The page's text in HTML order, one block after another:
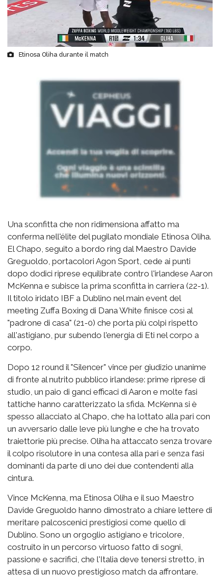
Etinosa Oliha durante il match
Una sconfitta che non ridimensiona affatto ma
conferma nell'élite del pugilato mondiale Etinosa Oliha.
El Chapo, seguito a bordo ring dal Maestro Davide
Greguoldo, portacolori Agon Sport, cede ai punti
dopo dodici riprese equilibrate contro l'irlandese Aaron
McKenna e subisce la prima sconfitta in carriera (22-1).
Il titolo iridato IBF a Dublino nel main event del
meeting Zuffa Boxing di Dana White finisce così al
"padrone di casa" (21-0) che porta più colpi rispetto
all'astigiano, pur subendo l'energia di Eti nel corpo a
corpo.
Dopo 12 round il "Silencer" vince per giudizio unanime
di fronte al nutrito pubblico irlandese: prime riprese di
studio, un paio di ganci efficaci di Aaron e molte fasi
tattiche hanno caratterizzato la sfida. McKenna si è
spesso allacciato al Chapo, che ha lottato alla pari con
un avversario dalle leve più lunghe e che ha trovato
traiettorie più precise. Oliha ha attaccato senza trovare
il colpo risolutore in una contesa alla pari e senza fasi
dominanti da parte di uno dei due contendenti alla
cintura.
Vince McKenna, ma Etinosa Oliha e il suo Maestro
Davide Greguoldo hanno dimostrato a chiare lettere di
meritare palcoscenici prestigiosi come quello di
Dublino. Sono un orgoglio astigiano e tricolore,
costruito in un percorso virtuoso fatto di sogni,
passione e sacrifici, che l'Italia deve tenersi stretto, in
attesa di un nuovo prestigioso match da affrontare.